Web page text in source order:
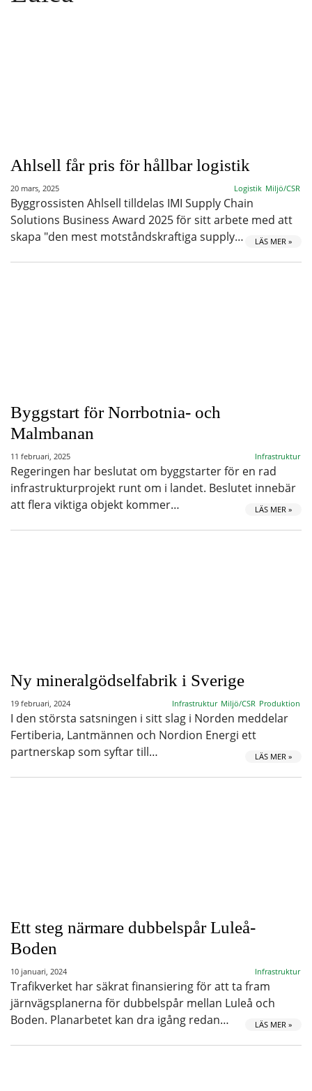
Ahlsell får pris för hållbar logistik
20 mars, 2025 Logistik Miljö/CSR
Byggrossisten Ahlsell tilldelas IMI Supply Chain
Solutions Business Award 2025 för sitt arbete med att
skapa "den mest motståndskraftiga supply…
LÄS MER »
Byggstart för Norrbotnia- och
Malmbanan
11 februari, 2025 Infrastruktur
Regeringen har beslutat om byggstarter för en rad
infrastrukturprojekt runt om i landet. Beslutet innebär
att flera viktiga objekt kommer…
LÄS MER »
Ny mineralgödselfabrik i Sverige
19 februari, 2024 Infrastruktur Miljö/CSR Produktion
I den största satsningen i sitt slag i Norden meddelar
Fertiberia, Lantmännen och Nordion Energi ett
partnerskap som syftar till…
LÄS MER »
Ett steg närmare dubbelspår Luleå-
Boden
10 januari, 2024 Infrastruktur
Trafikverket har säkrat finansiering för att ta fram
järnvägsplanerna för dubbelspår mellan Luleå och
Boden. Planarbetet kan dra igång redan…
LÄS MER »